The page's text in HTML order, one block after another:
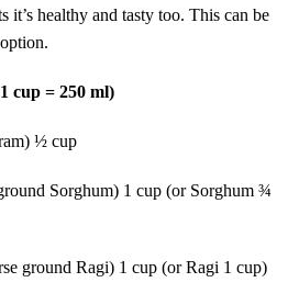
it’s healthy and tasty too. This can be
cup = 250 ml)
½ cup
Sorghum) 1 cup (or Sorghum ¾
ground Ragi) 1 cup (or Ragi 1 cup)